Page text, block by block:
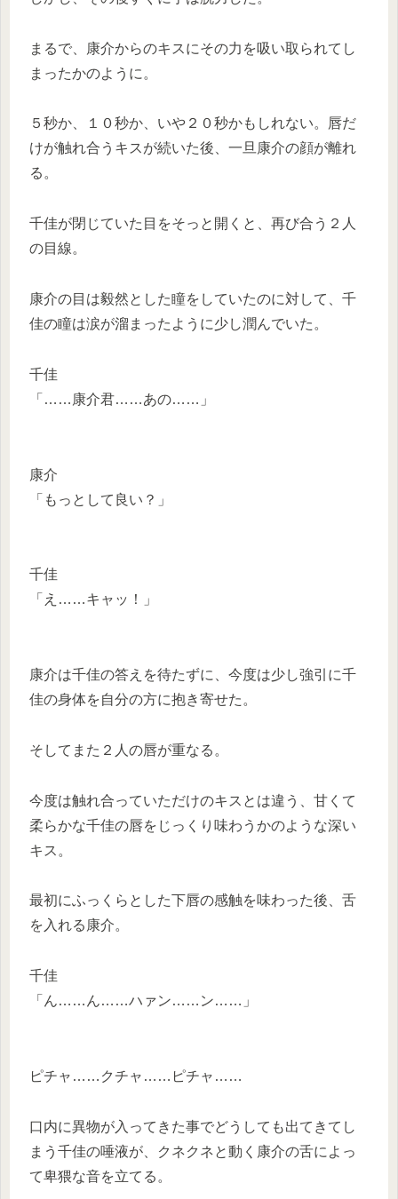
まるで、康介からのキスにその力を吸い取られてし
まったかのように。
５秒か、１０秒か、いや２０秒かもしれない。唇だ
けが触れ合うキスが続いた後、一旦康介の顔が離れ
る。
千佳が閉じていた目をそっと開くと、再び合う２人
の目線。
康介の目は毅然とした瞳をしていたのに対して、千
佳の瞳は涙が溜まったように少し潤んでいた。
千佳
「……康介君……あの……」
康介
「もっとして良い？」
千佳
「え……キャッ！」
康介は千佳の答えを待たずに、今度は少し強引に千
佳の身体を自分の方に抱き寄せた。
そしてまた２人の唇が重なる。
今度は触れ合っていただけのキスとは違う、甘くて
柔らかな千佳の唇をじっくり味わうかのような深い
キス。
最初にふっくらとした下唇の感触を味わった後、舌
を入れる康介。
千佳
「ん……ん……ハァン……ン……」
ピチャ……クチャ……ピチャ……
口内に異物が入ってきた事でどうしても出てきてし
まう千佳の唾液が、クネクネと動く康介の舌によっ
て卑猥な音を立てる。